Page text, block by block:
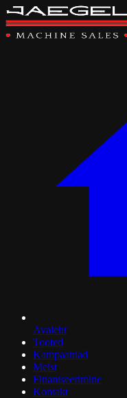
Avaleht
Tooted
Kampaaniad
Meist
Finantseerimine
Kontakt